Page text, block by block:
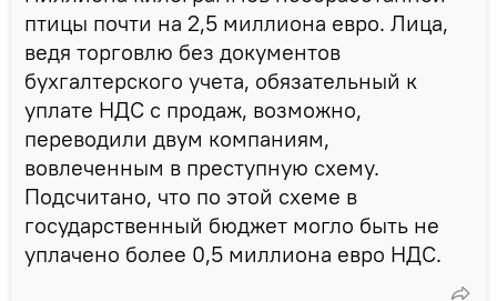
птицы почти на 2,5 миллиона евро. Лица,
ведя торговлю без документов
бухгалтерского учета, обязательный к
уплате НДС с продаж, возможно,
переводили двум компаниям,
вовлеченным в преступную схему.
Подсчитано, что по этой схеме в
государственный бюджет могло быть не
уплачено более 0,5 миллиона евро НДС.